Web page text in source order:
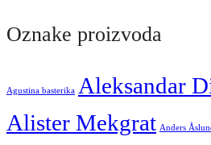
Oznake proizvoda
Agustina basterika Aleksandar
Alister Mekgrat Anders